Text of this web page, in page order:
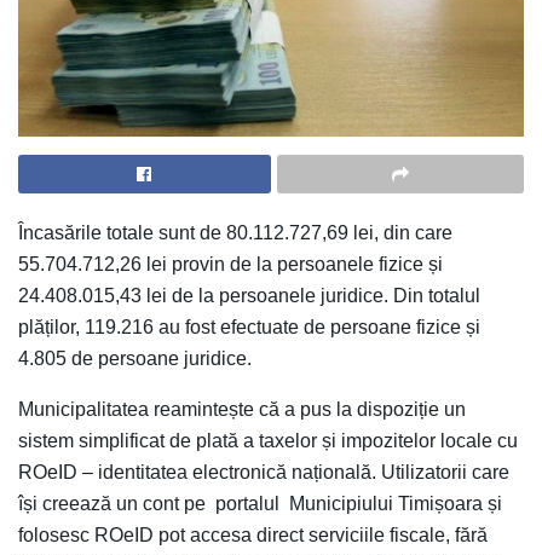
Încasările totale sunt de 80.112.727,69 lei, din care
55.704.712,26 lei provin de la persoanele fizice și
24.408.015,43 lei de la persoanele juridice. Din totalul
plăților, 119.216 au fost efectuate de persoane fizice și
4.805 de persoane juridice.
Municipalitatea reamintește că a pus la dispoziție un
sistem simplificat de plată a taxelor și impozitelor locale cu
ROeID – identitatea electronică națională. Utilizatorii care
își creează un cont pe portalul Municipiului Timișoara și
folosesc ROeID pot accesa direct serviciile fiscale, fără